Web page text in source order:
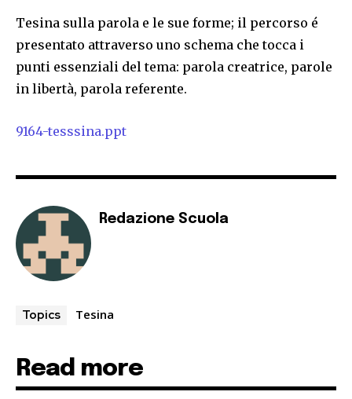
Tesina sulla parola e le sue forme; il percorso é
presentato attraverso uno schema che tocca i
punti essenziali del tema: parola creatrice, parole
in libertà, parola referente.
9164-tesssina.ppt
Redazione Scuola
Topics Tesina
Read more